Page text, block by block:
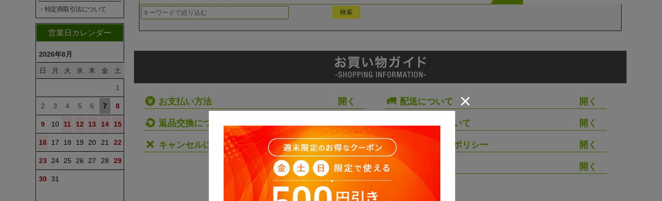
・特定商取引法について
営業日カレンダー
2026年8月
日 月 火 水 木 金 土
1
2 3 4 5 6 7 8
9 10 11 12 13 14 15
16 17 18 19 20 21 22
23 24 25 26 27 28 29
30 31
お支払い方法
返品交換について
キャンセルについて
配送について
営業時間について
プライバシーポリシー
お問い合わせ
×